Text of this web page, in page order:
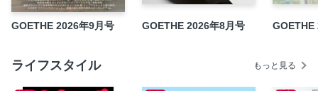
LAに舞い降りたゼニアの美学
GOETHE EYE 「 47 Roots」 風土と向き合う引き算の美学
メ
GOETHE 2026年9月号 GOETHE 2026年8月号 GOETHE
ライフスタイル もっと見る